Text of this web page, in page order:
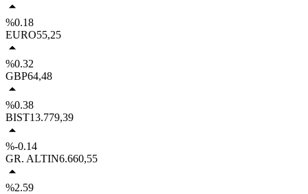
%0.18
EURO55,25
%0.32
GBP64,48
%0.38
BIST13.779,39
%-0.14
GR. ALTIN6.660,55
%2.59